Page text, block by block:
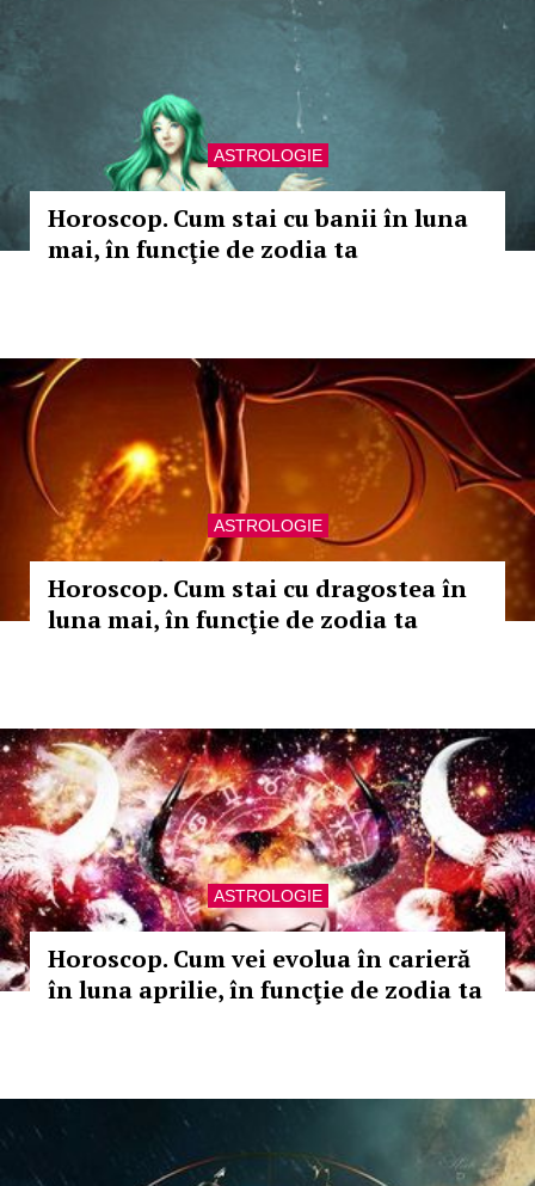
ASTROLOGIE
Horoscop. Cum stai cu banii în luna
mai, în funcţie de zodia ta
ASTROLOGIE
Horoscop. Cum stai cu dragostea în
luna mai, în funcţie de zodia ta
ASTROLOGIE
Horoscop. Cum vei evolua în carieră
în luna aprilie, în funcţie de zodia ta